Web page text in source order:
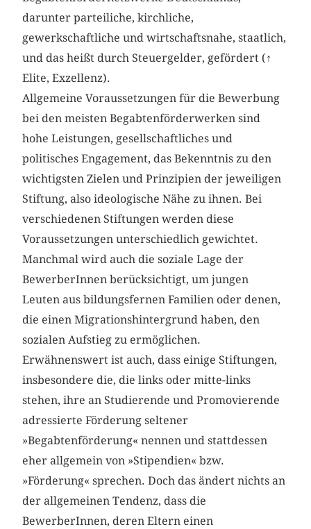
darunter parteiliche, kirchliche,
gewerkschaftliche und wirtschaftsnahe, staatlich,
und das heißt durch Steuergelder, gefördert (↑
Elite, Exzellenz).
Allgemeine Voraussetzungen für die Bewerbung
bei den meisten Begabtenförderwerken sind
hohe Leistungen, gesellschaftliches und
politisches Engagement, das Bekenntnis zu den
wichtigsten Zielen und Prinzipien der jeweiligen
Stiftung, also ideologische Nähe zu ihnen. Bei
verschiedenen Stiftungen werden diese
Voraussetzungen unterschiedlich gewichtet.
Manchmal wird auch die soziale Lage der
BewerberInnen berücksichtigt, um jungen
Leuten aus bildungsfernen Familien oder denen,
die einen Migrationshintergrund haben, den
sozialen Aufstieg zu ermöglichen.
Erwähnenswert ist auch, dass einige Stiftungen,
insbesondere die, die links oder mitte-links
stehen, ihre an Studierende und Promovierende
adressierte Förderung seltener
»Begabtenförderung« nennen und stattdessen
eher allgemein von »Stipendien« bzw.
»Förderung« sprechen. Doch das ändert nichts an
der allgemeinen Tendenz, dass die
BewerberInnen, deren Eltern einen